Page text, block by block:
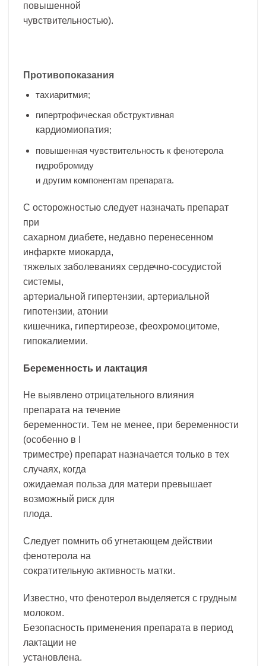
повышенной
чувствительностью).
Противопоказания
тахиаритмия;
гипертрофическая обструктивная
кардиомиопатия;
повышенная чувствительность к фенотерола
гидробромиду
и другим компонентам препарата.
С осторожностью следует назначать препарат
при
сахарном диабете, недавно перенесенном
инфаркте миокарда,
тяжелых заболеваниях сердечно-сосудистой
системы,
артериальной гипертензии, артериальной
гипотензии, атонии
кишечника, гипертиреозе, феохромоцитоме,
гипокалиемии.
Беременность и лактация
Не выявлено отрицательного влияния
препарата на течение
беременности. Тем не менее, при беременности
(особенно в I
триместре) препарат назначается только в тех
случаях, когда
ожидаемая польза для матери превышает
возможный риск для
плода.
Следует помнить об угнетающем действии
фенотерола на
сократительную активность матки.
Известно, что фенотерол выделяется с грудным
молоком.
Безопасность применения препарата в период
лактации не
установлена.